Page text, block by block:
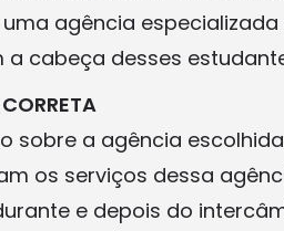
agência
cabeça desses
sobre a agência
os serviços dessa
e depois do